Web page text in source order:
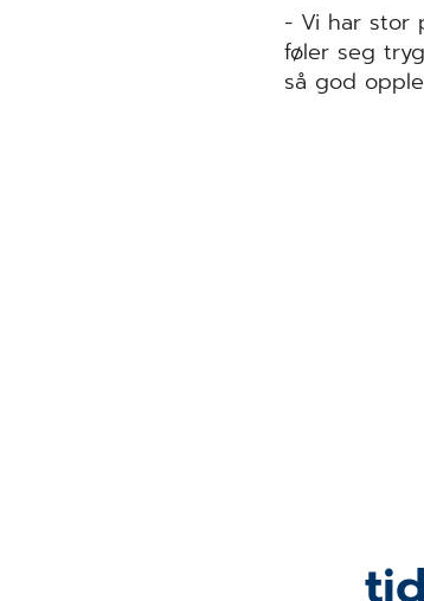
- Vi har stor
føler seg
så god